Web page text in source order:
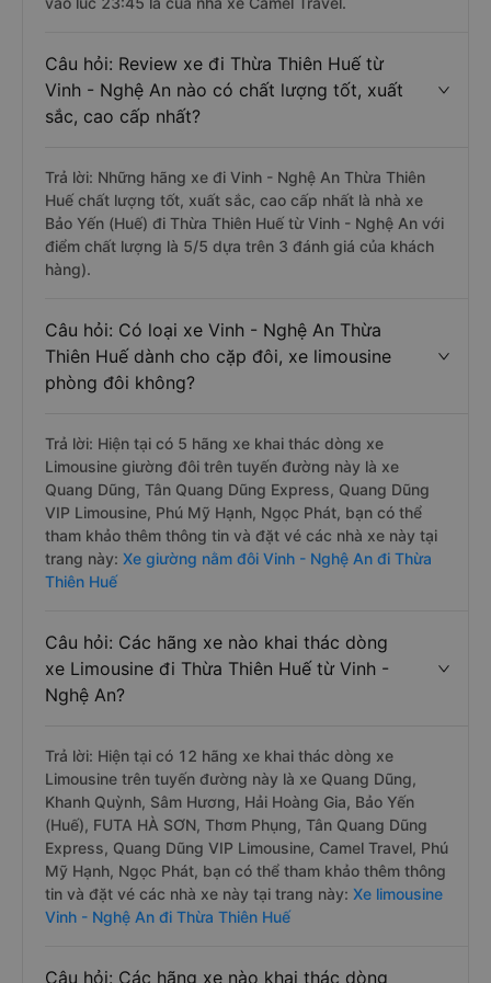
Câu hỏi: Review xe đi Thừa Thiên Huế từ
Vinh - Nghệ An nào có chất lượng tốt, xuất
sắc, cao cấp nhất?
Trả lời: Những hãng xe đi Vinh - Nghệ An Thừa Thiên
Huế chất lượng tốt, xuất sắc, cao cấp nhất là nhà xe
Bảo Yến (Huế) đi Thừa Thiên Huế từ Vinh - Nghệ An với
điểm chất lượng là 5/5 dựa trên 3 đánh giá của khách
hàng).
Câu hỏi: Có loại xe Vinh - Nghệ An Thừa
Thiên Huế dành cho cặp đôi, xe limousine
phòng đôi không?
Trả lời: Hiện tại có 5 hãng xe khai thác dòng xe
Limousine giường đôi trên tuyến đường này là xe
Quang Dũng, Tân Quang Dũng Express, Quang Dũng
VIP Limousine, Phú Mỹ Hạnh, Ngọc Phát, bạn có thể
tham khảo thêm thông tin và đặt vé các nhà xe này tại
trang này: Xe giường nằm đôi Vinh - Nghệ An đi Thừa
Thiên Huế
Câu hỏi: Các hãng xe nào khai thác dòng
xe Limousine đi Thừa Thiên Huế từ Vinh -
Nghệ An?
Trả lời: Hiện tại có 12 hãng xe khai thác dòng xe
Limousine trên tuyến đường này là xe Quang Dũng,
Khanh Quỳnh, Sâm Hương, Hải Hoàng Gia, Bảo Yến
(Huế), FUTA HÀ SƠN, Thơm Phụng, Tân Quang Dũng
Express, Quang Dũng VIP Limousine, Camel Travel, Phú
Mỹ Hạnh, Ngọc Phát, bạn có thể tham khảo thêm thông
tin và đặt vé các nhà xe này tại trang này: Xe limousine
Vinh - Nghệ An đi Thừa Thiên Huế
Câu hỏi: Các hãng xe nào khai thác dòng